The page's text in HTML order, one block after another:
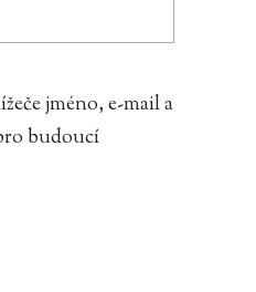
jméno, e-mail a
budoucí